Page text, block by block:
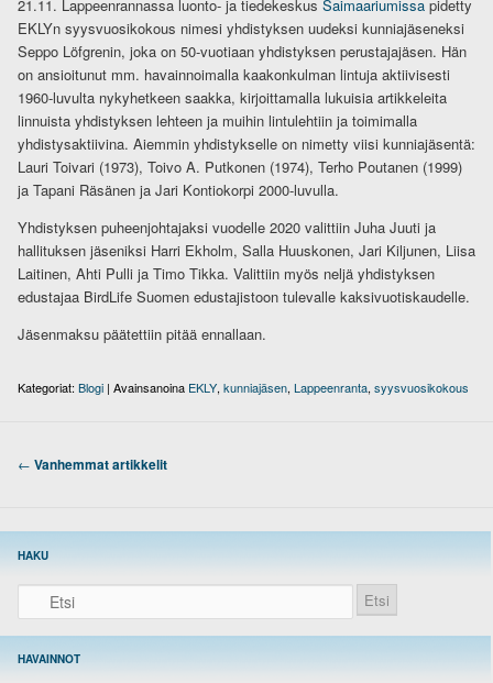
21.11. Lappeenrannassa luonto- ja tiedekeskus Saimaariumissa pidetty
EKLYn syysvuosikokous nimesi yhdistyksen uudeksi kunniajäseneksi
Seppo Löfgrenin, joka on 50-vuotiaan yhdistyksen perustajajäsen. Hän
on ansioitunut mm. havainnoimalla kaakonkulman lintuja aktiivisesti
1960-luvulta nykyhetkeen saakka, kirjoittamalla lukuisia artikkeleita
linnuista yhdistyksen lehteen ja muihin lintulehtiin ja toimimalla
yhdistysaktiivina. Aiemmin yhdistykselle on nimetty viisi kunniajäsentä:
Lauri Toivari (1973), Toivo A. Putkonen (1974), Terho Poutanen (1999)
ja Tapani Räsänen ja Jari Kontiokorpi 2000-luvulla.
Yhdistyksen puheenjohtajaksi vuodelle 2020 valittiin Juha Juuti ja
hallituksen jäseniksi Harri Ekholm, Salla Huuskonen, Jari Kiljunen, Liisa
Laitinen, Ahti Pulli ja Timo Tikka. Valittiin myös neljä yhdistyksen
edustajaa BirdLife Suomen edustajistoon tulevalle kaksivuotiskaudelle.
Jäsenmaksu päätettiin pitää ennallaan.
Kategoriat: Blogi | Avainsanoina EKLY,kunniajäsen,Lappeenranta,syysvuosikokous
Artikkelien selaus
← Vanhemmat artikkelit
HAKU
HAVAINNOT